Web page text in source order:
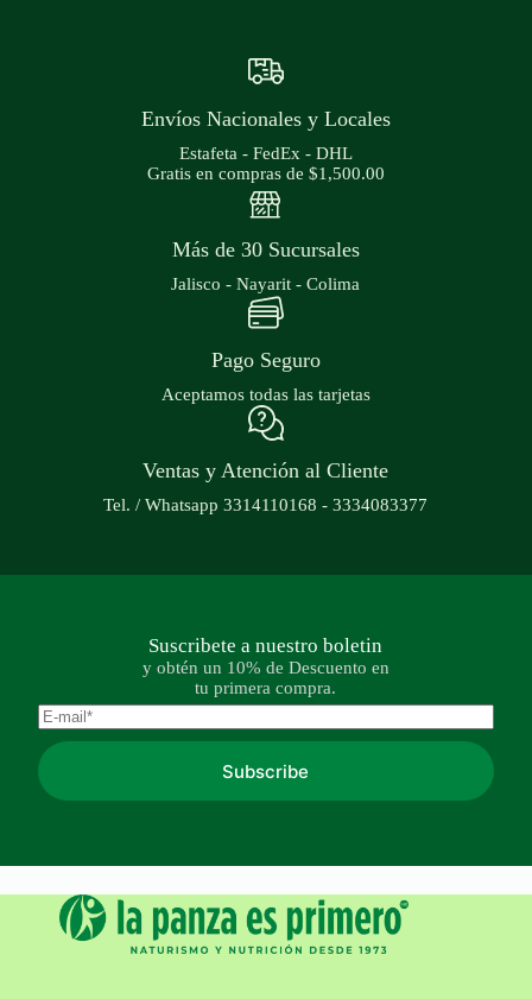
Envíos Nacionales y Locales
Estafeta - FedEx - DHL
Gratis en compras de $1,500.00
Más de 30 Sucursales
Jalisco - Nayarit - Colima
Pago Seguro
Aceptamos todas las tarjetas
Ventas y Atención al Cliente
Tel. / Whatsapp 3314110168 - 3334083377
Suscribete a nuestro boletin
y obtén un 10% de Descuento en
tu primera compra.
Subscribe